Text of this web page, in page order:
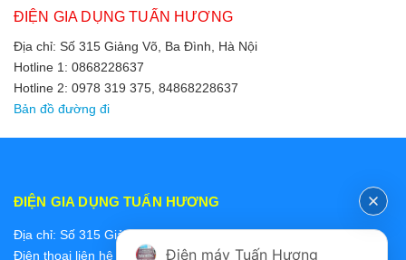
ĐIỆN GIA DỤNG TUẤN HƯƠNG
Địa chỉ: Số 315 Giảng Võ, Ba Đình, Hà Nội
Hotline 1: 0868228637
Hotline 2: 0978 319 375, 84868228637
Bản đồ đường đi
ĐIỆN GIA DỤNG TUẤN HƯƠNG
Địa chỉ: Số 315 Giảng Võ, Ba Đình, Hà Nội
Điện thoại liên hệ các bộ phận:Điện máy Tuấn Hương